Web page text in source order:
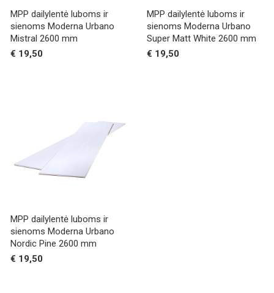
MPP dailylentė luboms ir
sienoms Moderna Urbano
Mistral 2600 mm
€ 19,50
MPP dailylentė luboms ir
sienoms Moderna Urbano
Super Matt White 2600 mm
€ 19,50
MPP dailylentė luboms ir
sienoms Moderna Urbano
Nordic Pine 2600 mm
€ 19,50